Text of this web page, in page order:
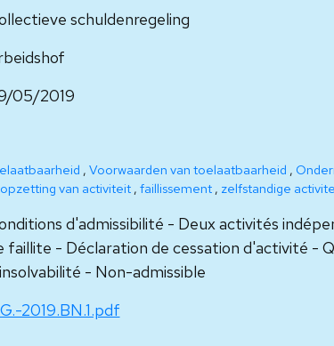
schuldenregeling
05/2019
, Voorwaarden van toelaatbaarheid ,
van activiteit, faillissement, zelfstandige
d'admissibilité - Deux activités
faillite - Déclaration de cessation d'activité -
- Non-admissible
2019.BN.1.pdf